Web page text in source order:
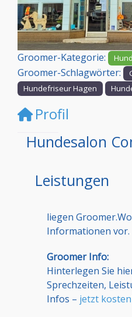
Groomer-Kategorie:
Groomer-Schlagwörter:
Hundefriseur Hagen
Profil
Hundesalon
Leistungen
liegen
Informationen vor.
Groomer Info:
Hinterlegen Sie
Sprechzeiten,
Infos – jetzt